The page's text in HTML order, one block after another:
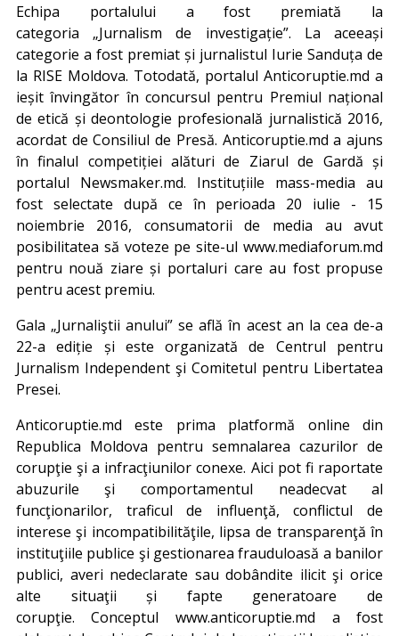
Echipa portalului a fost premiată la
categoria „Jurnalism de investigație”. La aceeași
categorie a fost premiat și jurnalistul Iurie Sanduța de
la RISE Moldova. Totodată, portalul Anticoruptie.md a
ieșit învingător în concursul pentru Premiul național
de etică și deontologie profesională jurnalistică 2016,
acordat de Consiliul de Presă. Anticoruptie.md a ajuns
în finalul competiției alături de Ziarul de Gardă și
portalul Newsmaker.md. Instituțiile mass-media au
fost selectate după ce în perioada 20 iulie - 15
noiembrie 2016, consumatorii de media au avut
posibilitatea să voteze pe site-ul www.mediaforum.md
pentru nouă ziare și portaluri care au fost propuse
pentru acest premiu.
Gala „Jurnaliştii anului” se află în acest an la cea de-a
22-a ediție și este organizată de Centrul pentru
Jurnalism Independent şi Comitetul pentru Libertatea
Presei.
Anticoruptie.md este prima platformă online din
Republica Moldova pentru semnalarea cazurilor de
corupţie şi a infracţiunilor conexe. Aici pot fi raportate
abuzurile şi comportamentul neadecvat al
funcţionarilor, traficul de influenţă, conflictul de
interese şi incompatibilităţile, lipsa de transparenţă în
instituţiile publice şi gestionarea frauduloasă a banilor
publici, averi nedeclarate sau dobândite ilicit şi orice
alte situaţii și fapte generatoare de
corupţie. Conceptul www.anticoruptie.md a fost